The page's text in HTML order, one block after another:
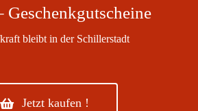
Geschenkgutscheine
bleibt in der Schillerstadt
Jetzt kaufen !